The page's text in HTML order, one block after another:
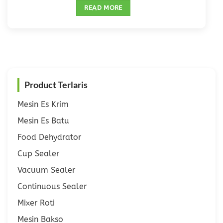
READ MORE
Product Terlaris
Mesin Es Krim
Mesin Es Batu
Food Dehydrator
Cup Sealer
Vacuum Sealer
Continuous Sealer
Mixer Roti
Mesin Bakso